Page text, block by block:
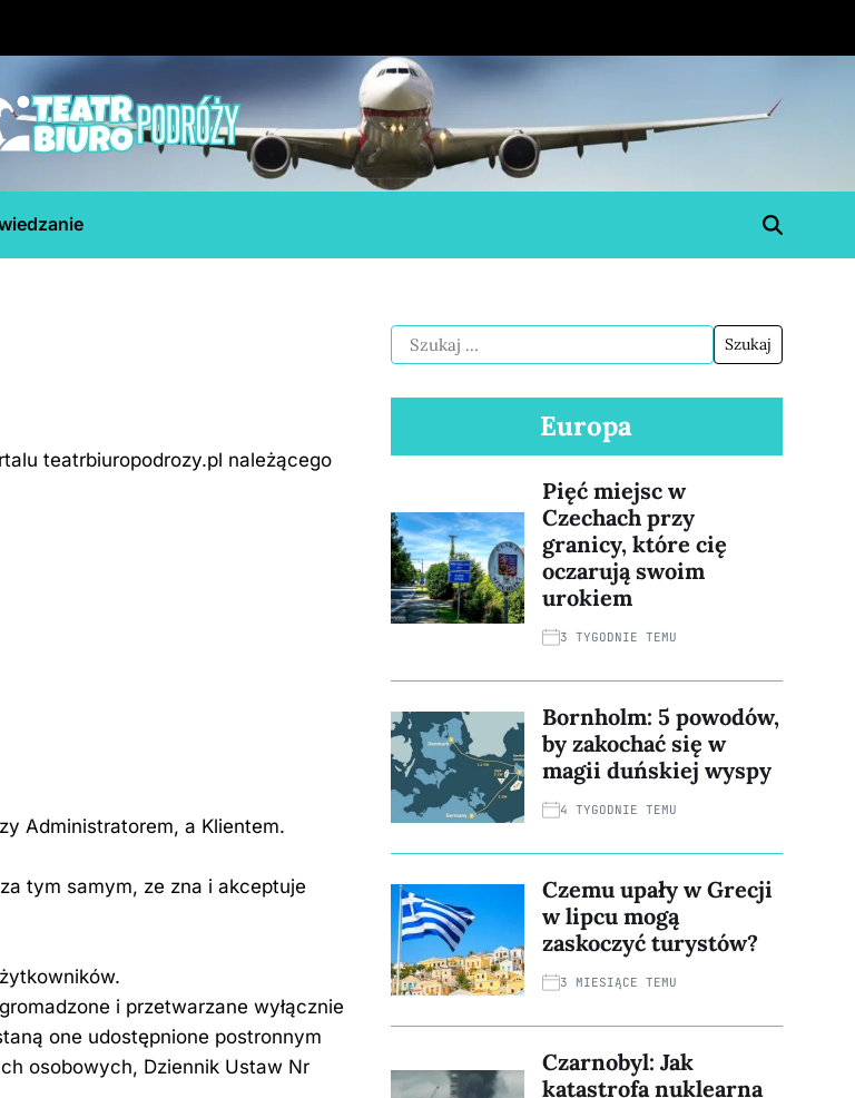
teatrbiuropodrozy.pl należącego
Administratorem, a Klientem.
tym samym, ze zna i akceptuje
i przetwarzane wyłącznie
one udostępnione postronnym
osobowych, Dziennik Ustaw Nr
Europa
Pięć miejsc w
Czechach przy
granicy, które cię
oczarują swoim
urokiem
3 TYGODNIE TEMU
Bornholm: 5 powodów,
by zakochać się w
magii duńskiej wyspy
4 TYGODNIE TEMU
Czemu upały w Grecji
w lipcu mogą
zaskoczyć turystów?
3 MIESIĄCE TEMU
Czarnobyl: Jak
katastrofa nuklearna